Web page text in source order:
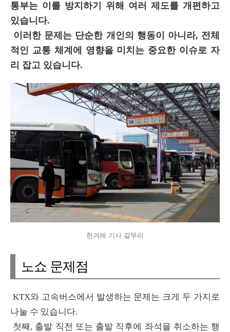
통부는 이를 방지하기 위해 여러 제도를 개편하고
있습니다.
이러한 문제는 단순한 개인의 행동이 아니라, 전체
적인 교통 체계에 영향을 미치는 중요한 이슈로 자
리 잡고 있습니다.
한겨레 기사 갈무리
노쇼 문제점
KTX와 고속버스에서 발생하는 문제는 크게 두 가지로
나눌 수 있습니다.
첫째, 출발 직전 또는 출발 직후에 좌석을 취소하는 행